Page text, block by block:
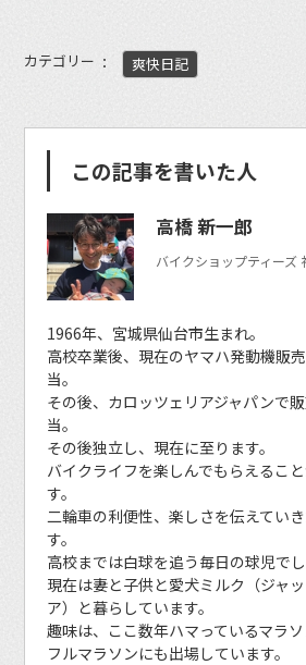
カテゴリー 爽快日記
この記事を書いた人
高橋 新一郎
バイクショップティーズ
1966年、宮城県仙台市生まれ。
高校卒業後、現在のヤマハ発動機販
当。
その後、カロッツェリアジャパンで
当。
その後独立し、現在に至ります。
バイクライフを楽しんでもらえるこ
す。
二輪車の利便性、楽しさを伝えてい
す。
高校までは白球を追う毎日の球児でし
現在は妻と子供と愛犬ミルク（ジャ
ア）と暮らしています。
趣味は、ここ数年ハマっているマラソ
フルマラソンにも出場しています。